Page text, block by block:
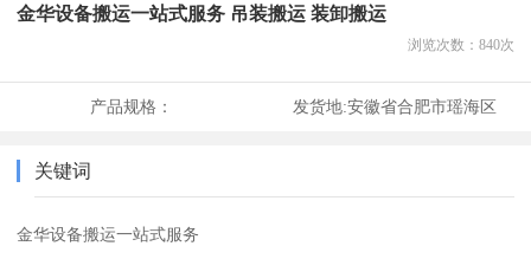
金华设备搬运一站式服务 吊装搬运 装卸搬运
浏览次数： 840次
产品规格： 发货地:安徽省合肥市瑶海区
关键词
金华设备搬运一站式服务